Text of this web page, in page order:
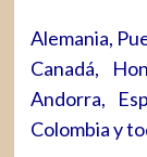
Alemania,
Canadá,
Andorra,
Colombia y